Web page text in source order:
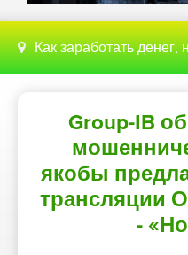
Как заработать денег, не выходя
Group-IB
якобы
трансляции
-